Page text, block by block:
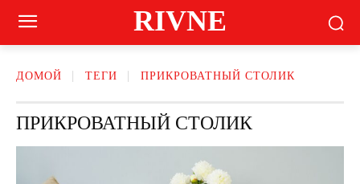
RIVNE
ДОМОЙ ТЕГИ ПРИКРОВАТНЫЙ СТОЛИК
ПРИКРОВАТНЫЙ СТОЛИК